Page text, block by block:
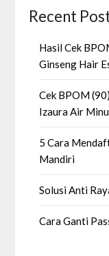
Recent
Hasil Cek
Ginseng Hair
Cek BPOM
Izaura Air
5 Cara
Mandiri
Solusi Anti
Cara Ganti